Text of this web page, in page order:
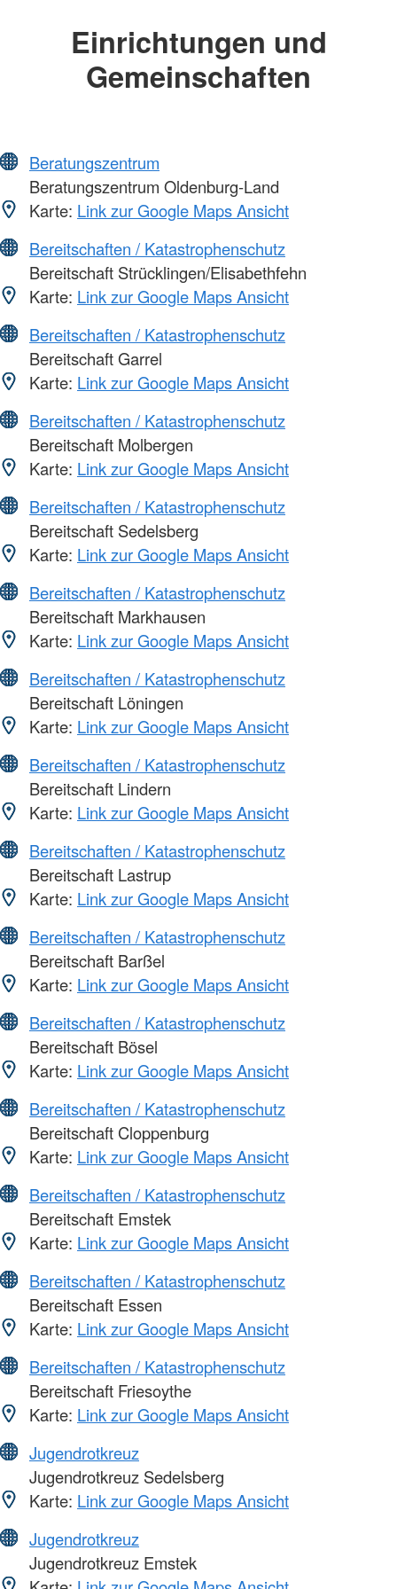
Einrichtungen und
Gemeinschaften
Beratungszentrum
Beratungszentrum Oldenburg-Land
Karte: Link zur Google Maps Ansicht
Bereitschaften / Katastrophenschutz
Bereitschaft Strücklingen/Elisabethfehn
Karte: Link zur Google Maps Ansicht
Bereitschaften / Katastrophenschutz
Bereitschaft Garrel
Karte: Link zur Google Maps Ansicht
Bereitschaften / Katastrophenschutz
Bereitschaft Molbergen
Karte: Link zur Google Maps Ansicht
Bereitschaften / Katastrophenschutz
Bereitschaft Sedelsberg
Karte: Link zur Google Maps Ansicht
Bereitschaften / Katastrophenschutz
Bereitschaft Markhausen
Karte: Link zur Google Maps Ansicht
Bereitschaften / Katastrophenschutz
Bereitschaft Löningen
Karte: Link zur Google Maps Ansicht
Bereitschaften / Katastrophenschutz
Bereitschaft Lindern
Karte: Link zur Google Maps Ansicht
Bereitschaften / Katastrophenschutz
Bereitschaft Lastrup
Karte: Link zur Google Maps Ansicht
Bereitschaften / Katastrophenschutz
Bereitschaft Barßel
Karte: Link zur Google Maps Ansicht
Bereitschaften / Katastrophenschutz
Bereitschaft Bösel
Karte: Link zur Google Maps Ansicht
Bereitschaften / Katastrophenschutz
Bereitschaft Cloppenburg
Karte: Link zur Google Maps Ansicht
Bereitschaften / Katastrophenschutz
Bereitschaft Emstek
Karte: Link zur Google Maps Ansicht
Bereitschaften / Katastrophenschutz
Bereitschaft Essen
Karte: Link zur Google Maps Ansicht
Bereitschaften / Katastrophenschutz
Bereitschaft Friesoythe
Karte: Link zur Google Maps Ansicht
Jugendrotkreuz
Jugendrotkreuz Sedelsberg
Karte: Link zur Google Maps Ansicht
Jugendrotkreuz
Jugendrotkreuz Emstek